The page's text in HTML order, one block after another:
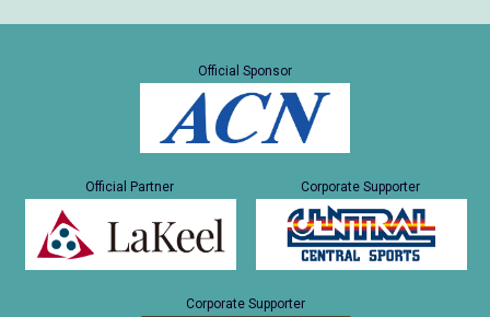
Official Sponsor
Official Partner Corporate Supporter
Corporate Supporter